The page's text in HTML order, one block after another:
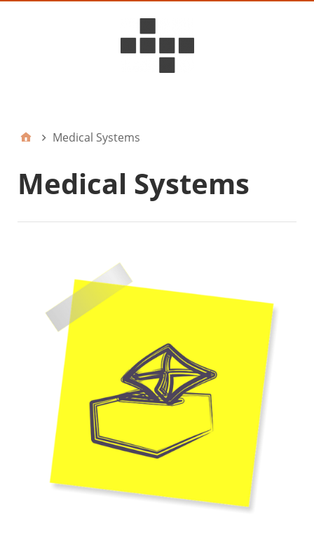
Medical Systems
Medical Systems